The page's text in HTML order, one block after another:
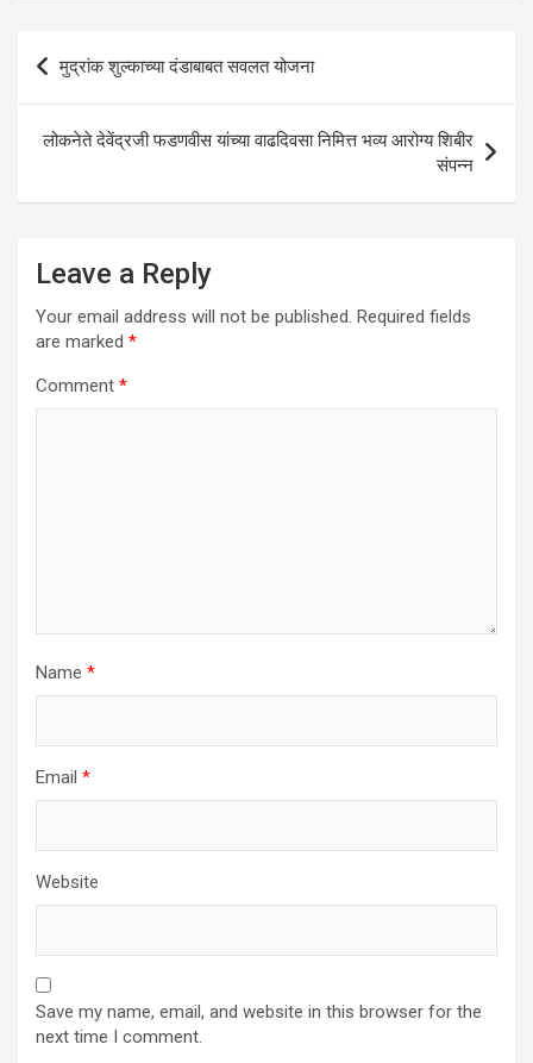
A
p
p
o
k
n
Post
navigation
मुद्रांक शुल्काच्या दंडाबाबत सवलत योजना
लोकनेते देवेंद्रजी फडणवीस यांच्या वाढदिवसा निमित्त भव्य आरोग्य शिबीर
संपन्न
Leave a Reply
Your email address will not be published. Required fields
are marked *
Comment *
Name *
Email *
Website
Save my name, email, and website in this browser for the
next time I comment.